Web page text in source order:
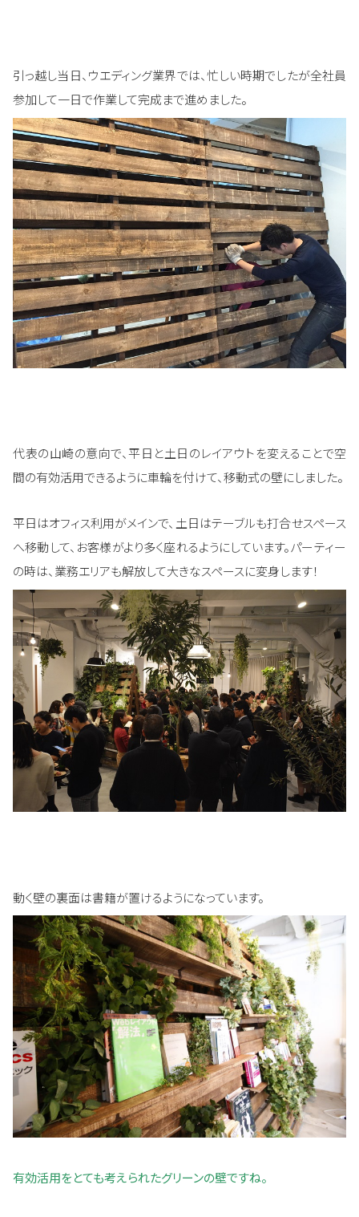
引っ越し当日、ウエディング業界では、忙しい時期でしたが全社員
参加して一日で作業して完成まで進めました。
代表の山崎の意向で、平日と土日のレイアウトを変えることで空
間の有効活用できるように車輪を付けて、移動式の壁にしました。
平日はオフィス利用がメインで、土日はテーブルも打合せスペース
へ移動して、お客様がより多く座れるようにしています。パーティー
の時は、業務エリアも解放して大きなスペースに変身します！
動く壁の裏面は書籍が置けるようになっています。
有効活用をとても考えられたグリーンの壁ですね。